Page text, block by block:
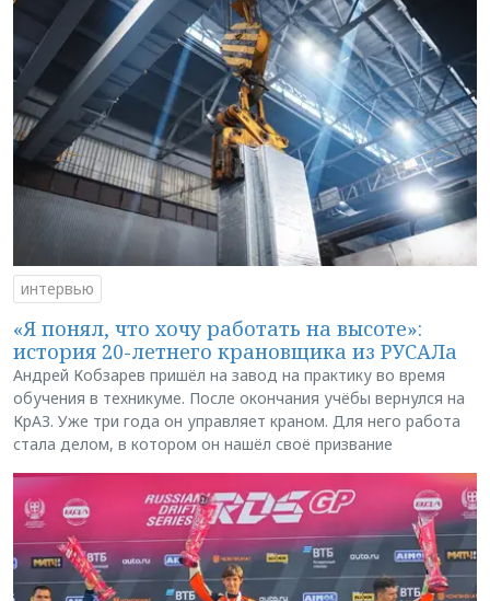
интервью
«Я понял, что хочу работать на высоте»:
история 20-летнего крановщика из РУСАЛа
Андрей Кобзарев пришёл на завод на практику во время
обучения в техникуме. После окончания учёбы вернулся на
КрАЗ. Уже три года он управляет краном. Для него работа
стала делом, в котором он нашёл своё призвание